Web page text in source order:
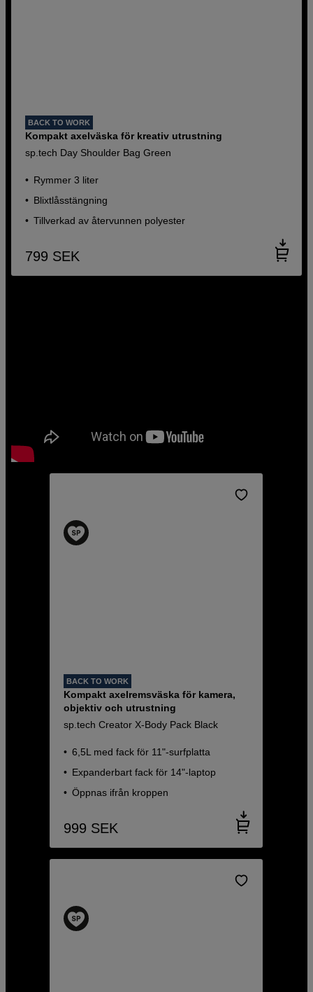
BACK TO WORK
Kompakt axelväska för kreativ utrustning
sp.tech Day Shoulder Bag Green
Rymmer 3 liter
Blixtlåsstängning
Tillverkad av återvunnen polyester
799 SEK
BACK TO WORK
Kompakt axelremsväska för kamera,
objektiv och utrustning
sp.tech Creator X-Body Pack Black
6,5L med fack för 11"-surfplatta
Expanderbart fack för 14"-laptop
Öppnas ifrån kroppen
999 SEK